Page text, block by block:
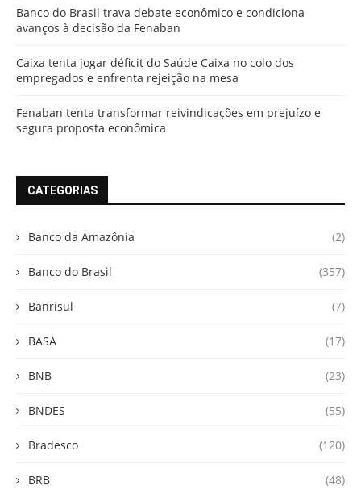
Banco do Brasil trava debate econômico e condiciona
avanços à decisão da Fenaban
Caixa tenta jogar déficit do Saúde Caixa no colo dos
empregados e enfrenta rejeição na mesa
Fenaban tenta transformar reivindicações em prejuízo e
segura proposta econômica
CATEGORIAS
Banco da Amazônia (2)
Banco do Brasil (357)
Banrisul (7)
BASA (17)
BNB (23)
BNDES (55)
Bradesco (120)
BRB (48)